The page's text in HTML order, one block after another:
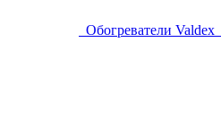
Обогреватели Valdex